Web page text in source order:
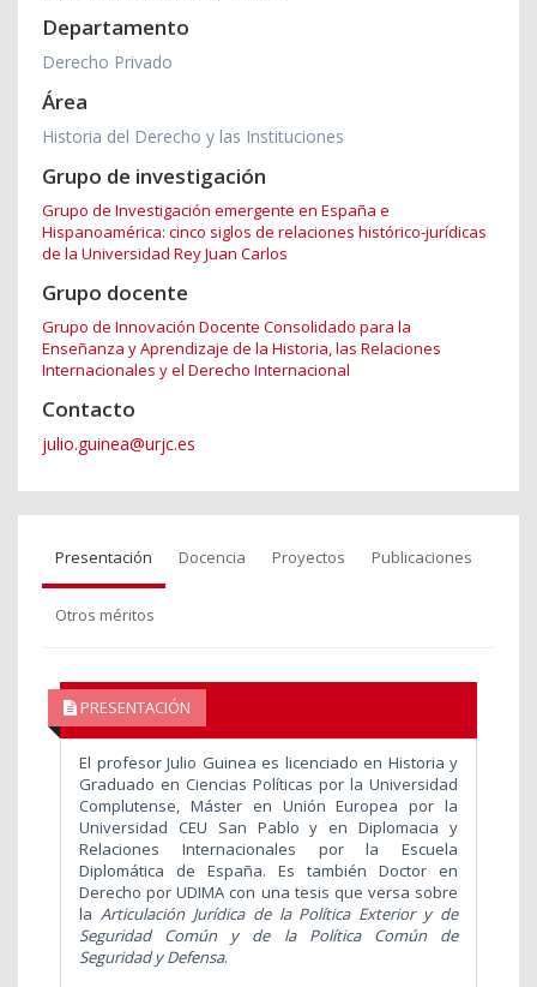
Departamento
Derecho Privado
Área
Historia del Derecho y las Instituciones
Grupo de investigación
Grupo de Investigación emergente en España e
Hispanoamérica: cinco siglos de relaciones histórico-jurídicas
de la Universidad Rey Juan Carlos
Grupo docente
Grupo de Innovación Docente Consolidado para la
Enseñanza y Aprendizaje de la Historia, las Relaciones
Internacionales y el Derecho Internacional
Contacto
julio.guinea@urjc.es
Presentación Docencia Proyectos Publicaciones
Otros méritos
PRESENTACIÓN
El profesor Julio Guinea es licenciado en Historia y
Graduado en Ciencias Políticas por la Universidad
Complutense, Máster en Unión Europea por la
Universidad CEU San Pablo y en Diplomacia y
Relaciones Internacionales por la Escuela
Diplomática de España. Es también Doctor en
Derecho por UDIMA con una tesis que versa sobre
la Articulación Jurídica de la Política Exterior y de
Seguridad Común y de la Política Común de
Seguridad y Defensa.